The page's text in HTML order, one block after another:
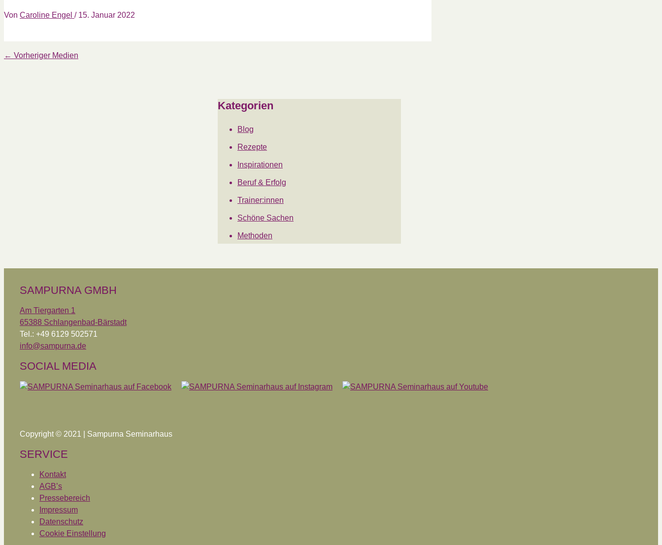
Von Caroline Engel / 15. Januar 2022
← Vorheriger Medien
Kategorien
Blog
Rezepte
Inspirationen
Beruf & Erfolg
Trainer:innen
Schöne Sachen
Methoden
SAMPURNA GMBH
Am Tiergarten 1
65388 Schlangenbad-Bärstadt
Tel.: +49 6129 502571
info@sampurna.de
SOCIAL MEDIA
Copyright © 2021 | Sampurna Seminarhaus
SERVICE
Kontakt
AGB’s
Pressebereich
Impressum
Datenschutz
Cookie Einstellung